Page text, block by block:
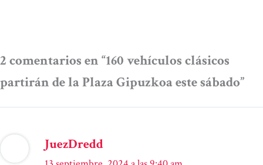
2 comentarios en “160 vehículos clásicos
partirán de la Plaza Gipuzkoa este sábado”
JuezDredd